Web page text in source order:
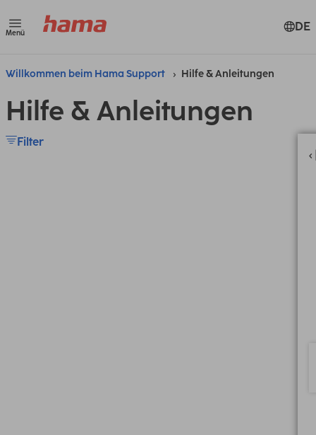
Menü DE
Willkommen beim Hama Support Hilfe & Anleitungen
Hilfe & Anleitungen
Filter